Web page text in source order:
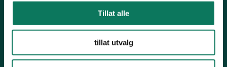
Tillat alle
tillat utvalg
Fiskeri, havvern og oppdrett
Vern av natur
Følg oss